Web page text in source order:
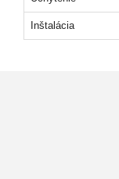
Inštalácia